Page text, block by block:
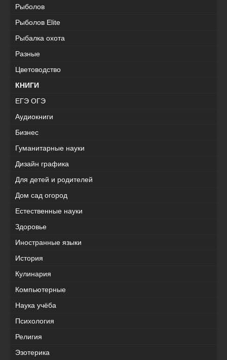
Рыболов
Рыболов Elite
Рыбалка охота
Разные
Цветоводство
КНИГИ
ЕГЭ ОГЭ
Аудиокниги
Бизнес
Гуманитарные науки
Дизайн графика
Для детей и родителей
Дом сад огород
Естественные науки
Здоровье
Иностранные языки
История
Кулинария
Компьютерные
Наука учёба
Психология
Религия
Эзотерика